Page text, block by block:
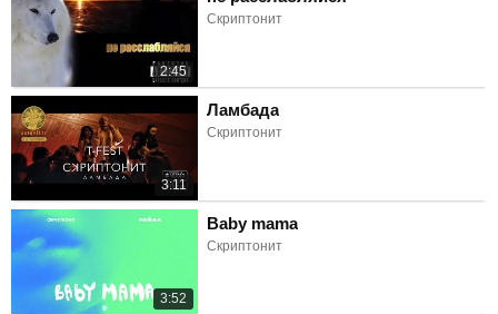
2:45
Скриптонит
3:11
Ламбада
Скриптонит
3:52
Baby mama
Скриптонит